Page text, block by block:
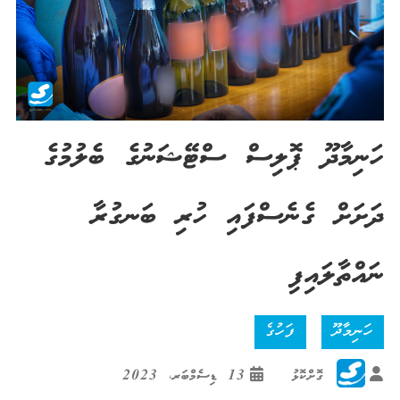
ހަނިމާދޫ ޕޮލިސް ސްޓޭޝަނުގެ ބެލުމުގެ
ދަށަށް ގެނެސްފައި ހުރި ބަނގުރާ
ނައްތާލައިފި
ހަނިމާދޫ ފަހުގެ
ގޮށްކޮޅު 13 ޑިސެމްބަރ، 2023